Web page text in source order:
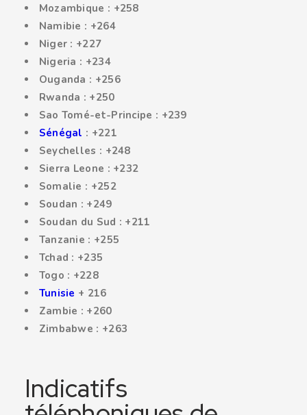
Mozambique : +258
Namibie : +264
Niger : +227
Nigeria : +234
Ouganda : +256
Rwanda : +250
Sao Tomé-et-Principe : +239
Sénégal : +221
Seychelles : +248
Sierra Leone : +232
Somalie : +252
Soudan : +249
Soudan du Sud : +211
Tanzanie : +255
Tchad : +235
Togo : +228
Tunisie + 216
Zambie : +260
Zimbabwe : +263
Indicatifs